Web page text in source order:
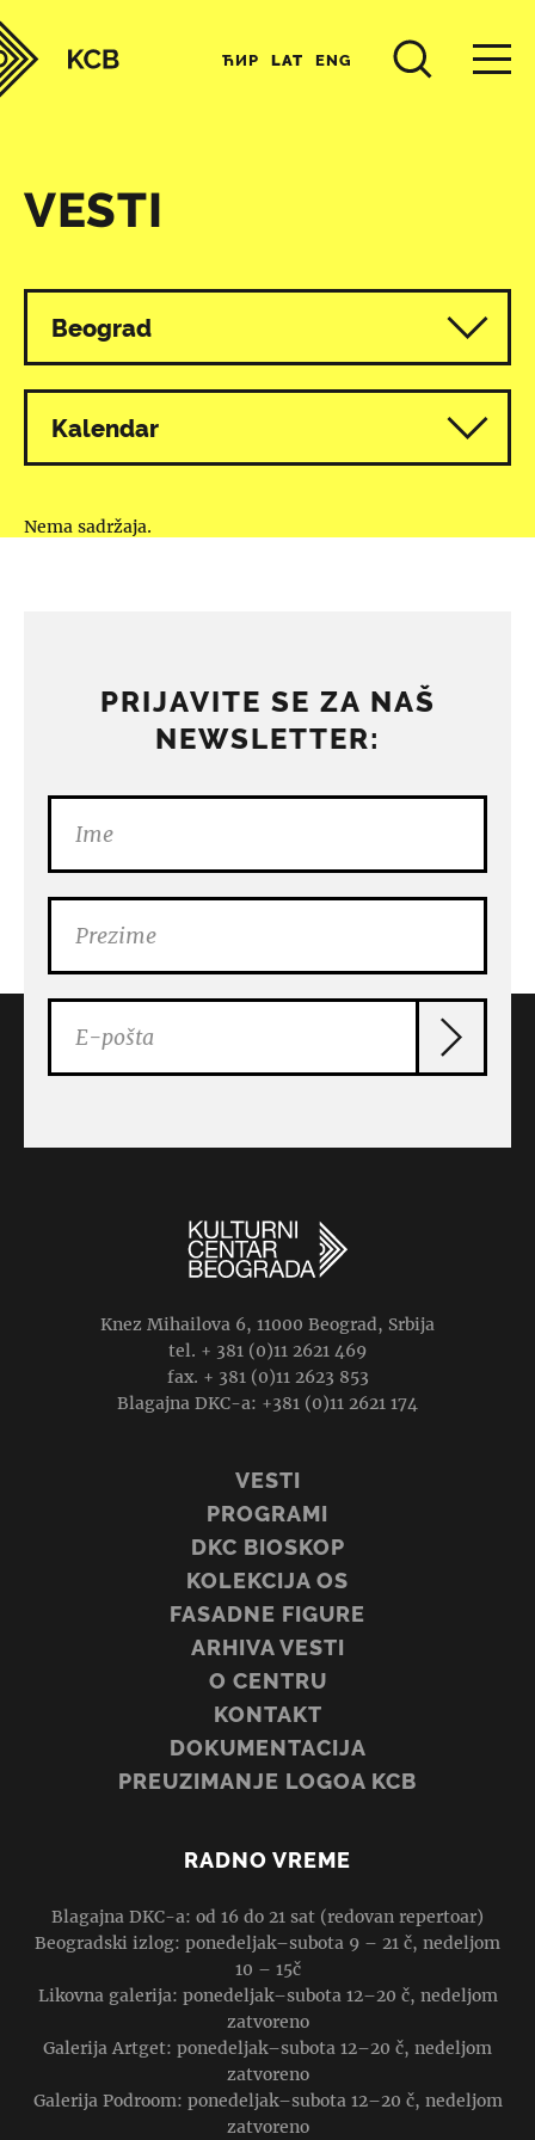
ЋИР LAT ENG
VESTI
Svi programi
Beograd
Kalendar
Nema sadržaja.
PRIJAVITE SE ZA NAŠ
NEWSLETTER:
Knez Mihailova 6, 11000 Beograd, Srbija
tel. + 381 (0)11 2621 469
fax. + 381 (0)11 2623 853
Blagajna DKC-a: +381 (0)11 2621 174
VESTI
PROGRAMI
DKC BIOSKOP
KOLEKCIJA OS
FASADNE FIGURE
ARHIVA VESTI
O CENTRU
KONTAKT
DOKUMENTACIJA
PREUZIMANJE LOGOA KCB
RADNO VREME
Blagajna DKC-a: od 16 do 21 sat (redovan repertoar)
Beogradski izlog: ponedeljak–subota 9 – 21 č, nedeljom
10 – 15č
Likovna galerija: ponedeljak–subota 12–20 č, nedeljom
zatvoreno
Galerija Artget: ponedeljak–subota 12–20 č, nedeljom
zatvoreno
Galerija Podroom: ponedeljak–subota 12–20 č, nedeljom
zatvoreno